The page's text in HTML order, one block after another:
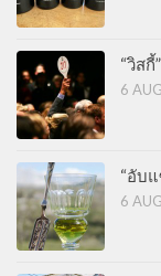
“วิส
6
“อับ
6